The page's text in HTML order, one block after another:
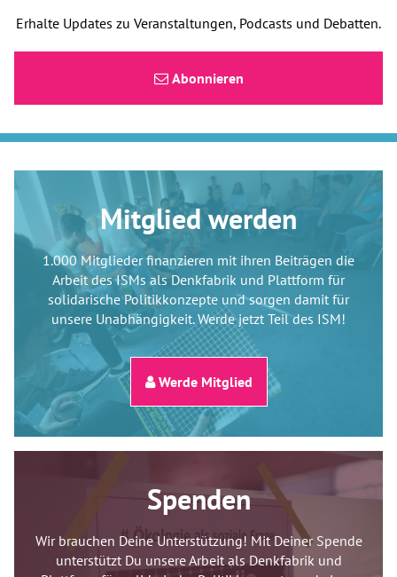
Erhalte Updates zu Veranstaltungen, Podcasts und Debatten.
Abonnieren
Mitglied werden
1.000 Mitglieder finanzieren mit ihren Beiträgen die
Arbeit des ISMs als Denkfabrik und Plattform für
solidarische Politikkonzepte und sorgen damit für
unsere Unabhängigkeit. Werde jetzt Teil des ISM!
Werde Mitglied
Spenden
Wir brauchen Deine Unterstützung! Mit Deiner Spende
unterstützt Du unsere Arbeit als Denkfabrik und